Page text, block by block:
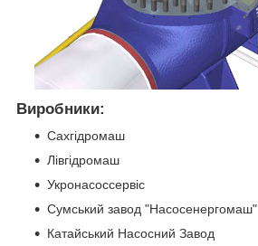
Виробники:
Сахгідромаш
Лівгідромаш
Укронасоссервіс
Сумський завод "Насосенергомаш"
Катайський Насосний Завод